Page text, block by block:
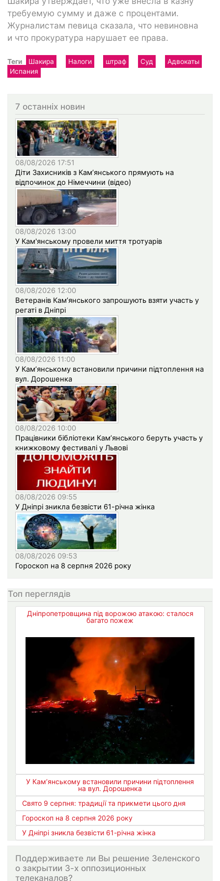
требуемую сумму и даже с процентами.
Журналистам певица сказала, что невиновна
и что прокуратура нарушает ее права.
Теги Шакира Налоги штраф Суд
Адвокаты
Испания
7 останніх новин
08/08/2026 17:51
Діти Захисників з Кам’янського прямують на
відпочинок до Німеччини (відео)
08/08/2026 13:00
У Кам'янському провели миття тротуарів
08/08/2026 12:00
Ветеранів Кам’янського запрошують взяти участь у
регаті в Дніпрі
08/08/2026 11:00
У Кам’янському встановили причини підтоплення на
вул. Дорошенка
08/08/2026 10:00
Працівники бібліотеки Кам’янського беруть участь у
книжковому фестивалі у Львові
08/08/2026 09:55
У Дніпрі зникла безвісти 61-річна жінка
08/08/2026 09:53
Гороскоп на 8 серпня 2026 року
Топ переглядів
Дніпропетровщина під ворожою атакою: сталося
багато пожеж
У Кам’янському встановили причини підтоплення
на вул. Дорошенка
Свято 9 серпня: традиції та прикмети цього дня
Гороскоп на 8 серпня 2026 року
У Дніпрі зникла безвісти 61-річна жінка
Поддерживаете ли Вы решение Зеленского
о закрытии 3-х оппозиционных
телеканалов?